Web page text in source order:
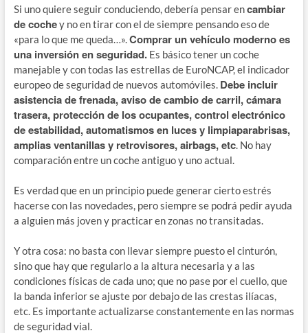
Si uno quiere seguir conduciendo, debería pensar encambiar
de cochey no en tirar con el de siempre pensando eso de
«para lo que me queda…».Comprar un vehículo moderno es
una inversión en seguridad.Es básico tener un coche
manejable y con todas las estrellas de EuroNCAP, el indicador
europeo de seguridad de nuevos automóviles. Debe incluir
asistencia de frenada, aviso de cambio de carril, cámara
trasera, protección de los ocupantes, control electrónico
de estabilidad, automatismos en luces y limpiaparabrisas,
amplias ventanillas y retrovisores, airbags, etc. No hay
comparación entre un coche antiguo y uno actual.
Es verdad que en un principio puede generar cierto estrés
hacerse con las novedades, pero siempre se podrá pedir ayuda
a alguien más joven y practicar en zonas no transitadas.
Y otra cosa: no basta con llevar siempre puesto el cinturón,
sino que hay que regularlo a la altura necesaria y a las
condiciones físicas de cada uno; que no pase por el cuello, que
la banda inferior se ajuste por debajo de las crestas ilíacas,
etc. Es importante actualizarse constantemente en las normas
de seguridad vial.